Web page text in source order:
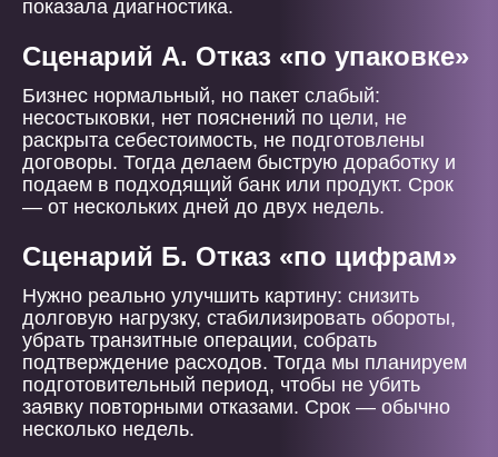
показала диагностика.
Сценарий А. Отказ «по упаковке»
Бизнес нормальный, но пакет слабый:
несостыковки, нет пояснений по цели, не
раскрыта себестоимость, не подготовлены
договоры. Тогда делаем быструю доработку и
подаем в подходящий банк или продукт. Срок
— от нескольких дней до двух недель.
Сценарий Б. Отказ «по цифрам»
Нужно реально улучшить картину: снизить
долговую нагрузку, стабилизировать обороты,
убрать транзитные операции, собрать
подтверждение расходов. Тогда мы планируем
подготовительный период, чтобы не убить
заявку повторными отказами. Срок — обычно
несколько недель.